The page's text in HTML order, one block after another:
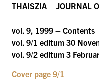
THAISZIA – JOURNAL
vol. 9, 1999 – Contents
vol. 9/1 editum 30
vol. 9/2 editum 3
Cover page 9/1